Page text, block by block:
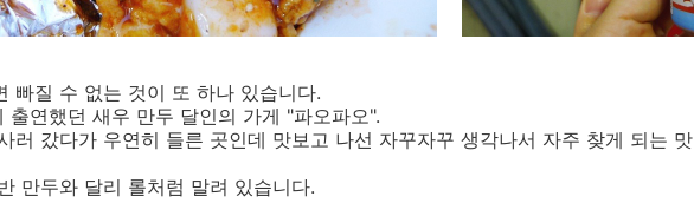
빠질 수 없는 것이 또 하나 있습니다.
출연했던 새우 만두 달인의 가게 "파오파오".
러 갔다가 우연히 들른 곳인데 맛보고 나선 자꾸자꾸 생각나서 자주 찾게 되는 맛
만두와 달리 롤처럼 말려 있습니다.